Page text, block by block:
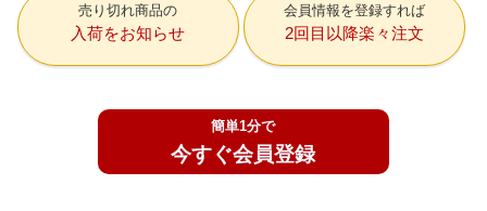
売り切れ商品の
入荷をお知らせ
会員情報を登録すれば
2回目以降楽々注文
簡単1分で
今すぐ会員登録